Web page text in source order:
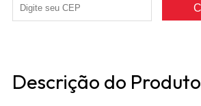
Descrição do Produto